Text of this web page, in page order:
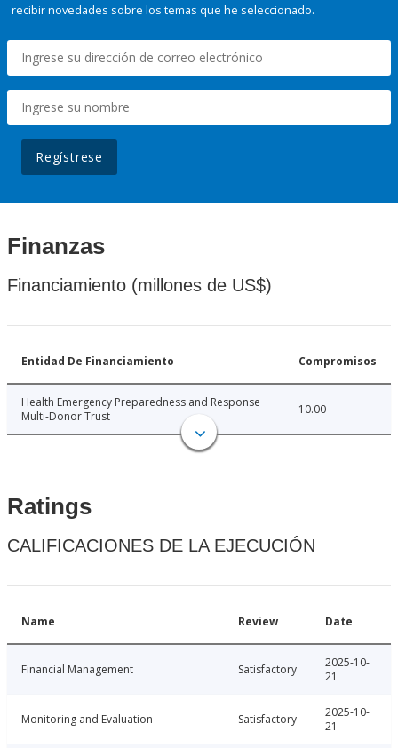
recibir novedades sobre los temas que he seleccionado.
Regístrese
Finanzas
Financiamiento (millones de US$)
Entidad De Financiamiento Compromisos
Health Emergency Preparedness and Response
Multi-Donor Trust
10.00
Ratings
CALIFICACIONES DE LA EJECUCIÓN
Name Review Date
Financial Management Satisfactory
2025-10-
21
Monitoring and Evaluation Satisfactory
2025-10-
21